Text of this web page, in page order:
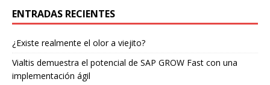
ENTRADAS RECIENTES
¿Existe realmente el olor a viejito?
Vialtis demuestra el potencial de SAP GROW Fast con una
implementación ágil